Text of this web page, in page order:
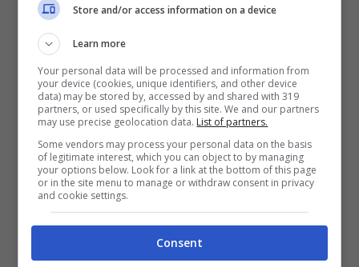
Proprio ieri, l’Isis ha dichiarato
Twitter, per cui è stato diffuso un
messaggio tramite i social network in cui i
jihadisti sono stati chiamati aduccidere
dipendentie ilfondatoredel social
network di microblogging. Un’azione
scaturita dopo che Twitter ha deciso di
cancellare molti profili usati dai militanti
Isis: “La vostra guerra virtuale contro di noi
Store and/or access information on a device
Learn more
Your personal data will be processed and information from
your device (cookies, unique identifiers, and other device
data) may be stored by, accessed by and shared with 319
partners, or used specifically by this site. We and our partners
may use precise geolocation data. List of partners.
Some vendors may process your personal data on the basis
of legitimate interest, which you can object to by managing
your options below. Look for a link at the bottom of this page
or in the site menu to manage or withdraw consent in privacy
and cookie settings.
Consent